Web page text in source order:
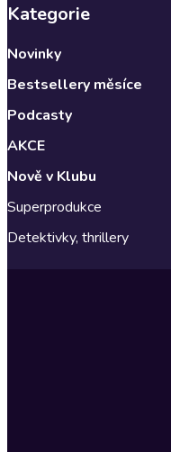
Kategorie
Novinky
Bestsellery měsíce
Podcasty
AKCE
Nově v Klubu
Superprodukce
Detektivky, thrillery